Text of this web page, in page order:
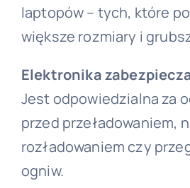
laptopów – tych, które
większe rozmiary i
Elektronika
Jest odpowiedzialna za
przed przeładowaniem,
rozładowaniem czy
ogniw.